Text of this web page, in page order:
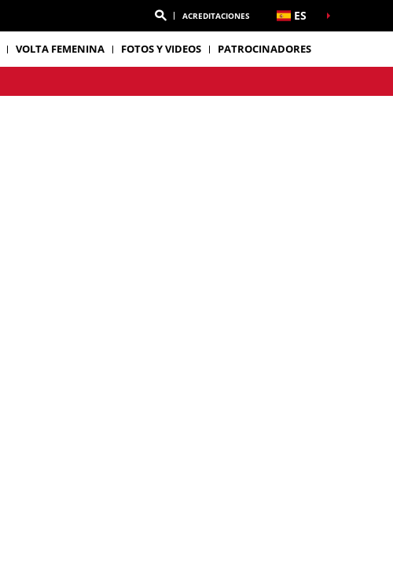
ACREDITACIONES ES
VOLTA FEMENINA FOTOS Y VIDEOS PATROCINADORES